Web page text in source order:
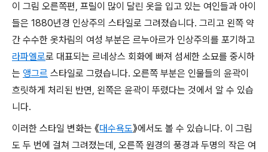
이 그림 오른쪽편, 프릴이 많이 달린 옷을 입고 있는 여인들과 아이
들은 1880년경 인상주의 스타일로 그려졌습니다. 그리고 왼쪽 약
간 수수한 옷차림의 여성 부분은 르누아르가 인상주의를 포기하고
라파엘로로 대표되는 르네상스 회화에 빠져 섬세한 소묘를 중시하
는 앵그르 스타일로 그렸습니다. 오른쪽 부분은 인물들의 윤곽이
흐릿하게 처리된 반면, 왼쪽은 윤곽이 뚜렸다는 것에서 알 수 있습
니다.
이러한 스타일 변화는 《대수욕도》에서도 볼 수 있습니다. 이 그림
도 두 번에 걸쳐 그려졌는데, 오른쪽 원경의 풍경과 두명의 작은 여